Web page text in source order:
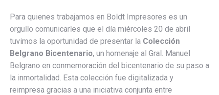
Para quienes trabajamos en Boldt Impresores es un
orgullo comunicarles que el día miércoles 20 de abril
tuvimos la oportunidad de presentar la Colección
Belgrano Bicentenario, un homenaje al Gral. Manuel
Belgrano en conmemoración del bicentenario de su paso a
la inmortalidad. Esta colección fue digitalizada y
reimpresa gracias a una iniciativa conjunta entre